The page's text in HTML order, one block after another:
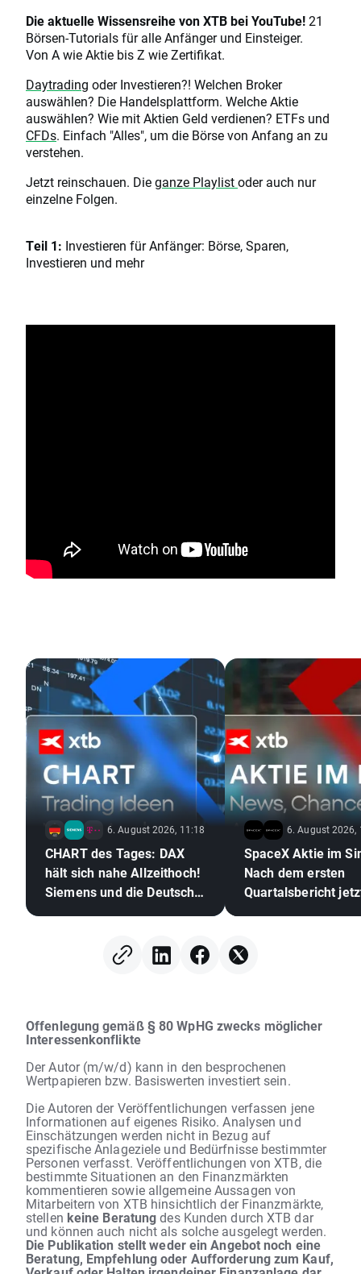
Die aktuelle Wissensreihe von XTB bei YouTube!21
Börsen-Tutorials für alle Anfänger und Einsteiger.
Von A wie Aktie bis Z wie Zertifikat.
Daytrading oder Investieren?! Welchen Broker
auswählen? Die Handelsplattform. Welche Aktie
auswählen? Wie mit Aktien Geld verdienen? ETFs und
CFDs. Einfach "Alles", um die Börse von Anfang an zu
verstehen.
Jetzt reinschauen. Dieganze Playlistoder auch nur
einzelne Folgen.
Teil 1: Investieren für Anfänger: Börse, Sparen,
Investieren und mehr
6. August 2026, 11:18
CHART des Tages: DAX
hält sich nahe Allzeithoch!
Siemens und die Deutsche
6. August 2026,
SpaceX Aktie im
Nach dem ersten
Quartalsbericht
Offenlegung gemäß § 80 WpHG zwecks möglicher
Interessenkonflikte
Der Autor (m/w/d) kann in den besprochenen
Wertpapieren bzw. Basiswerten investiert sein.
Die Autoren der Veröffentlichungen verfassen jene
Informationen auf eigenes Risiko. Analysen und
Einschätzungen werden nicht in Bezug auf
spezifische Anlageziele und Bedürfnisse bestimmter
Personen verfasst. Veröffentlichungen von XTB, die
bestimmte Situationen an den Finanzmärkten
kommentieren sowie allgemeine Aussagen von
Mitarbeitern von XTB hinsichtlich der Finanzmärkte,
stellen keine Beratungdes Kunden durch XTB dar
und können auch nicht als solche ausgelegt werden.
Die Publikation stellt weder ein Angebot noch eine
Beratung, Empfehlung oder Aufforderung zum Kauf,